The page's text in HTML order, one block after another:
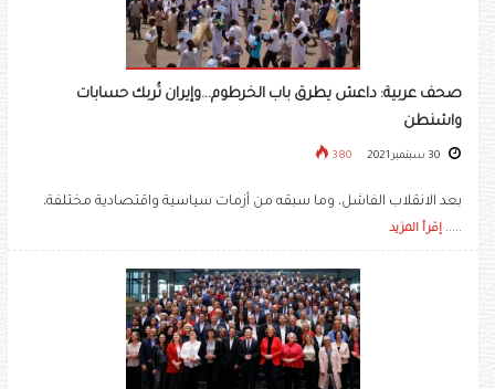
صحف عربية: داعش يطرق باب الخرطوم...وإيران تُربك حسابات
واشنطن
380
بعد الانقلاب الفاشل، وما سبقه من أزمات سياسية واقتصادية مختلفة،
..... إقرأ المزيد